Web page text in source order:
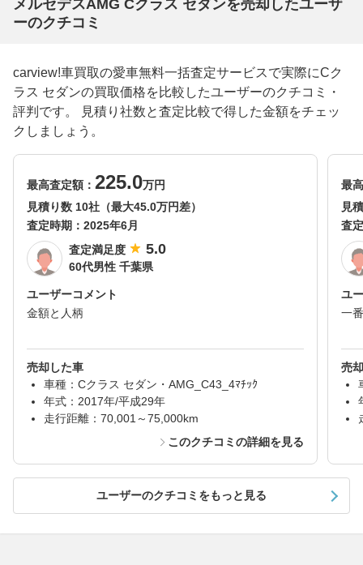
メルセデスAMG Cクラス セダンを売却したユーザ
ーのクチコミ
carview!車買取の愛車無料一括査定サービスで実際にCク
ラス セダンの買取価格を比較したユーザーのクチコミ・
評判です。 見積り社数と査定比較で得した金額をチェッ
クしましょう。
最高査定額： 225.0万円
見積り数 10社（最大45.0万円差）
査定時期： 2025年6月
査定満足度
5.0
60代男性 千葉県
ユーザーコメント
金額と人柄
売却した車
車種：Cクラス セダン・AMG_C43_4ﾏﾁｯｸ
年式：2017年/平成29年
走行距離：70,001～75,000km
このクチコミの詳細を見る
最
見
査
ユ
一
売
ユーザーのクチコミをもっと見る